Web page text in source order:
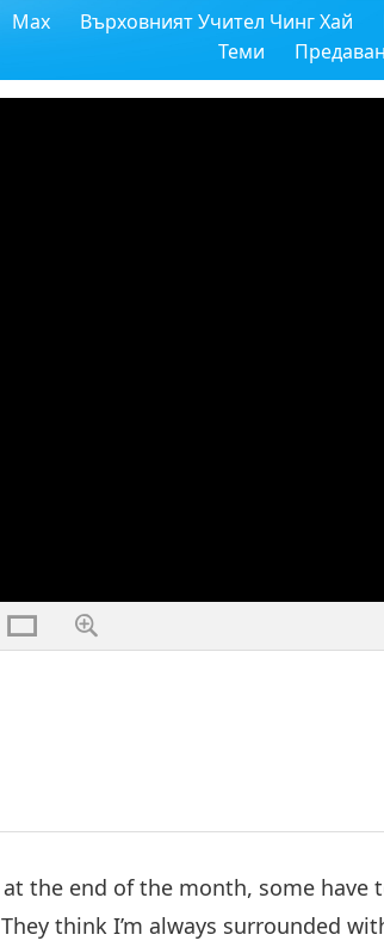
Max Върховният Учител Чинг Хай
Теми
at the end of the month, some have
think I’m always surrounded